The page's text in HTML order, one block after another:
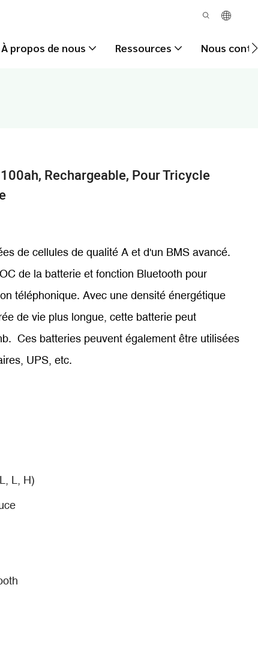
À propos de nous Ressources Nous
Rechargeable, Pour Tricycle
de cellules de qualité A et d'un BMS avancé.
de la batterie et fonction Bluetooth pour
téléphonique. Avec une densité énergétique
de vie plus longue, cette batterie peut
Ces batteries peuvent également être utilisées
UPS, etc.
L, H)